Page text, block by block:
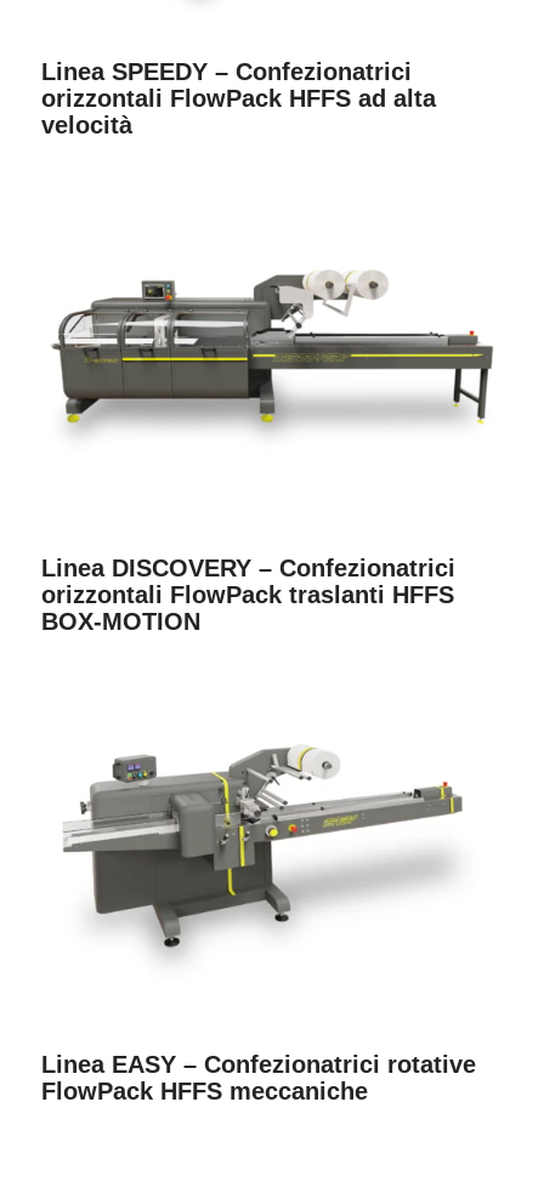
Linea SPEEDY – Confezionatrici
orizzontali FlowPack HFFS ad alta
velocità
Linea DISCOVERY – Confezionatrici
orizzontali FlowPack traslanti HFFS
BOX-MOTION
Linea EASY – Confezionatrici rotative
FlowPack HFFS meccaniche